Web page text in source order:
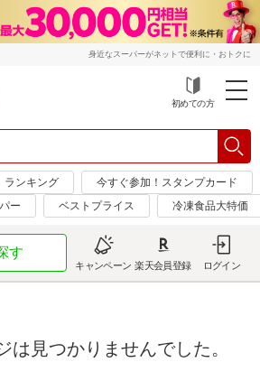
身近なスーパーがネットで便利に・おトクに
初めての方
ランキング
今すぐ参加！スタンプカード
ー
ベストプライス 冷凍食品大特価
す
キャンペーン 楽天会員登録 ログイン
は見つかりませんでした。